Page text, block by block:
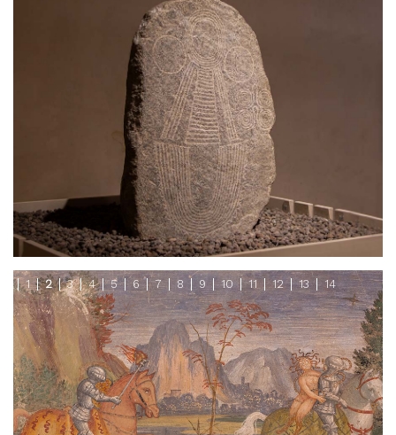
1 2 3 4 5 6 7 8 9 10 11 12 13 14